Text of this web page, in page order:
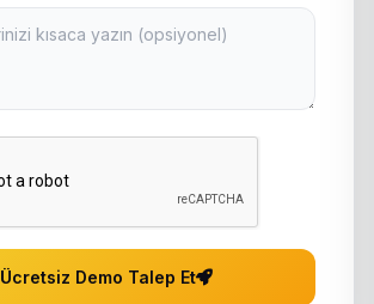
Ücretsiz Demo Talep Et